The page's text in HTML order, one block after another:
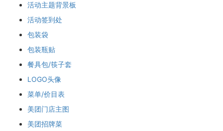
活动主题背景板
活动签到处
包装袋
包装瓶贴
餐具包/筷子套
LOGO头像
菜单/价目表
美团门店主图
美团招牌菜